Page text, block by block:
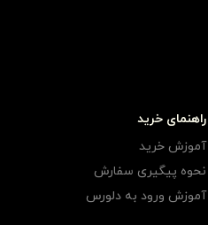
راهنمای خرید
آموزش خرید
نحوه پیگیری سفارش
آموزش ورود به دلورس